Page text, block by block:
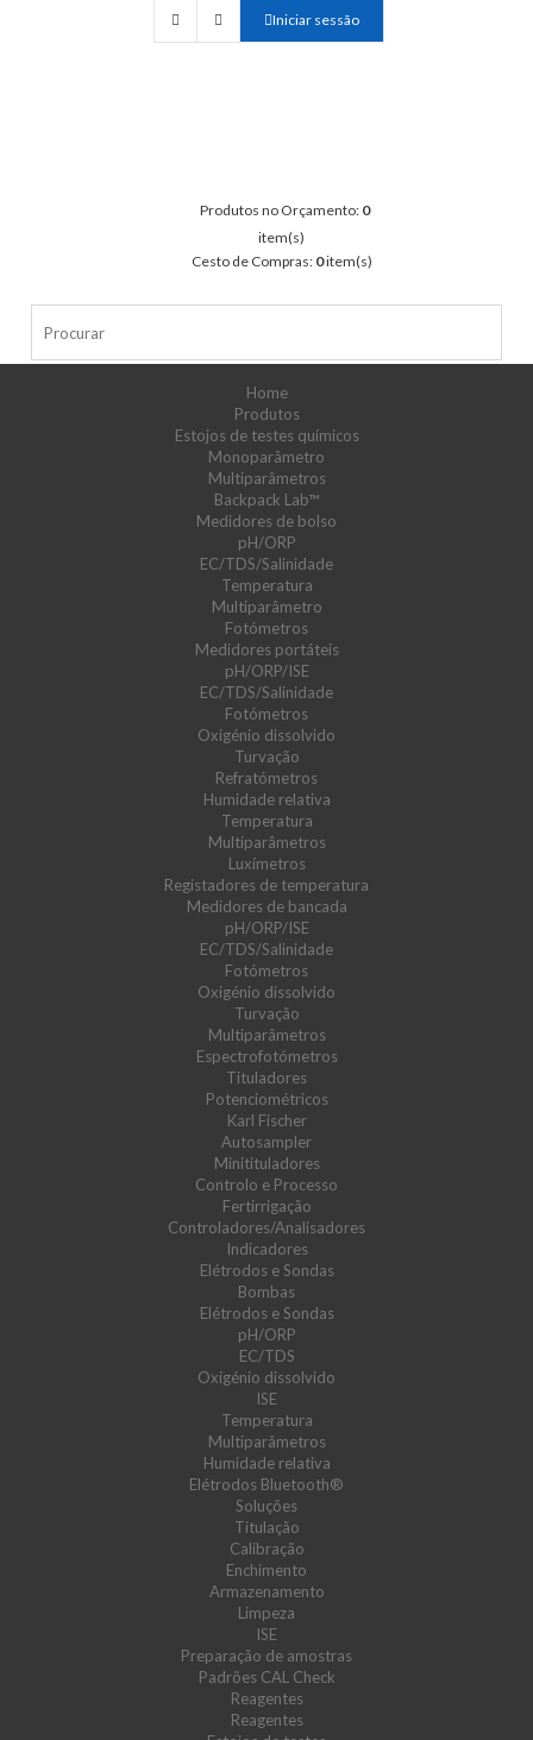
Iniciar sessão
Produtos no Orçamento: 0
item(s)
Cesto de Compras: 0item(s)
Home
Produtos
Estojos de testes químicos
Monoparâmetro
Multiparâmetros
Backpack Lab™
Medidores de bolso
pH/ORP
EC/TDS/Salinidade
Temperatura
Multiparâmetro
Fotómetros
Medidores portáteis
pH/ORP/ISE
EC/TDS/Salinidade
Fotómetros
Oxigénio dissolvido
Turvação
Refratómetros
Humidade relativa
Temperatura
Multiparâmetros
Luxímetros
Registadores de temperatura
Medidores de bancada
pH/ORP/ISE
EC/TDS/Salinidade
Fotómetros
Oxigénio dissolvido
Turvação
Multiparâmetros
Espectrofotómetros
Tituladores
Potenciométricos
Karl Fischer
Autosampler
Minitituladores
Controlo e Processo
Fertirrigação
Controladores/Analisadores
Indicadores
Elétrodos e Sondas
Bombas
Elétrodos e Sondas
pH/ORP
EC/TDS
Oxigénio dissolvido
ISE
Temperatura
Multiparâmetros
Humidade relativa
Elétrodos Bluetooth®
Soluções
Titulação
Calibração
Enchimento
Armazenamento
Limpeza
ISE
Preparação de amostras
Padrões CAL Check
Reagentes
Reagentes